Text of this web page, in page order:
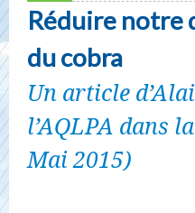
Réduire notre
du cobra
Un article
l’AQLPA dans
Mai 2015)